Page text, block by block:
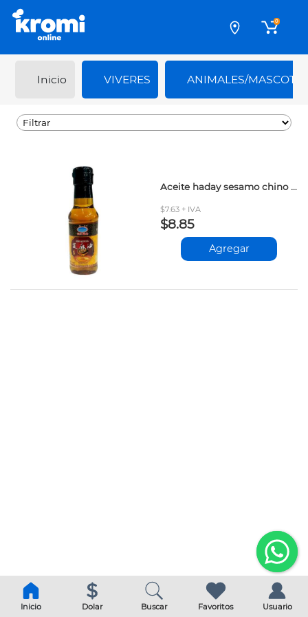
0
Inicio VIVERES ANIMALES/
Aceite haday sesamo chino 150ml
$7.63 + IVA
$8.85
Agregar
Inicio Dolar Buscar Favoritos Usuario